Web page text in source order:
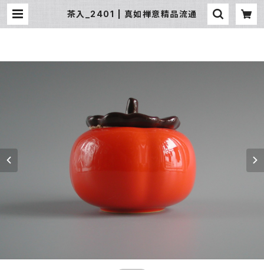
茶入_2401 | 真如禅意精品流通